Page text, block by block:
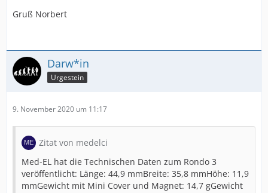
Gruß Norbert
Darw*in
Urgestein
9. November 2020 um 11:17
Zitat von medelci
Med-EL hat die Technischen Daten zum Rondo 3
veröffentlicht: Länge: 44,9 mmBreite: 35,8 mmHöhe: 11,9
mmGewicht mit Mini Cover und Magnet: 14,7 gGewicht